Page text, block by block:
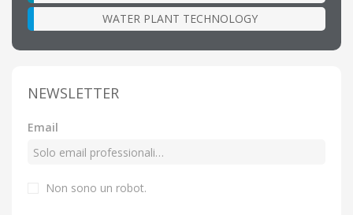
WATER PLANT TECHNOLOGY
NEWSLETTER
Email
Non sono un robot.